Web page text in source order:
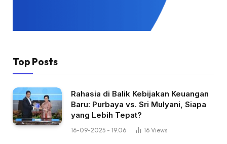
Top Posts
Rahasia di Balik Kebijakan Keuangan
Baru: Purbaya vs. Sri Mulyani, Siapa
yang Lebih Tepat?
16-09-2025 - 19.06 16 Views